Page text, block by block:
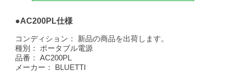
●AC200PL仕様
コンディション：
新品の商品を出荷します。
種別：
ポータブル電源
品番：
AC200PL
メーカー：
BLUETTI